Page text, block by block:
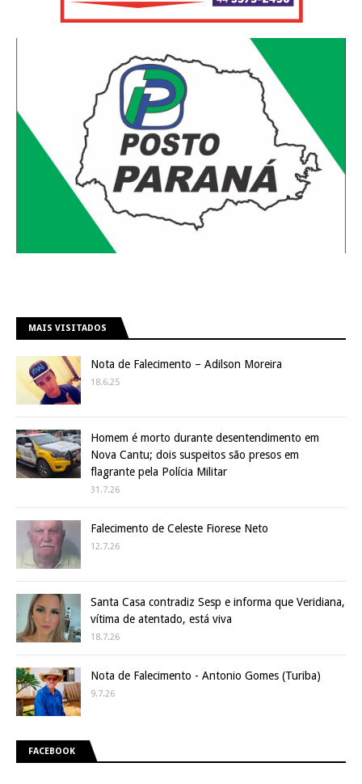
MAIS VISITADOS
Nota de Falecimento – Adilson Moreira
18.6.25
Homem é morto durante desentendimento em
Nova Cantu; dois suspeitos são presos em
flagrante pela Polícia Militar
31.7.26
Falecimento de Celeste Fiorese Neto
12.7.26
Santa Casa contradiz Sesp e informa que Veridiana,
vítima de atentado, está viva
18.7.26
Nota de Falecimento - Antonio Gomes (Turiba)
9.7.26
FACEBOOK